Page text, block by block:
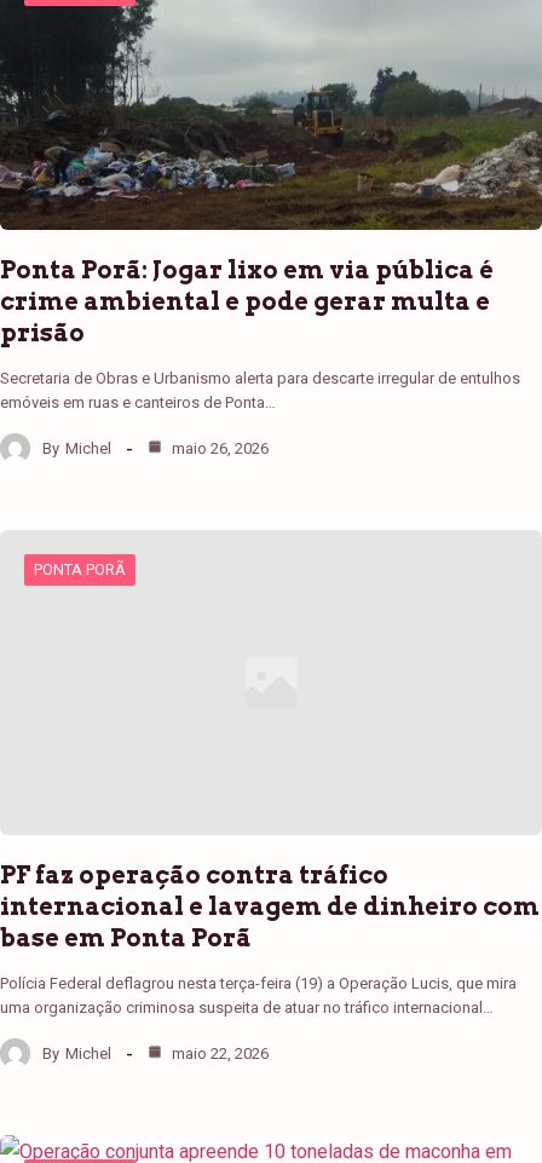
Ponta Porã: Jogar lixo em via pública é
crime ambiental e pode gerar multa e
prisão
Secretaria de Obras e Urbanismo alerta para descarte irregular de entulhos
emóveis em ruas e canteiros de Ponta…
By Michel maio 26, 2026
PONTA PORÃ
PF faz operação contra tráfico
internacional e lavagem de dinheiro com
base em Ponta Porã
Polícia Federal deflagrou nesta terça-feira (19) a Operação Lucis, que mira
uma organização criminosa suspeita de atuar no tráfico internacional…
By Michel maio 22, 2026